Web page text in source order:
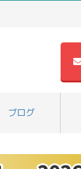
ブログ